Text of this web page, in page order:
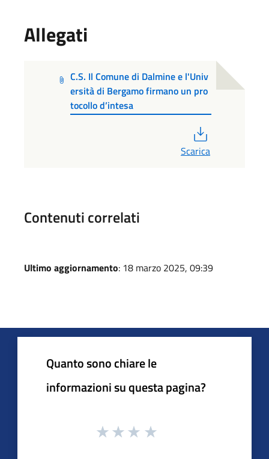
Allegati
C.S. Il Comune di Dalmine e l'Univ
ersità di Bergamo firmano un pro
tocollo d’intesa
Scarica
Contenuti correlati
Ultimo aggiornamento: 18 marzo 2025, 09:39
Quanto sono chiare le
informazioni su questa pagina?